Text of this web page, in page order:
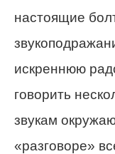
настоящие
искреннюю
говорить
звукам
«разговоре»